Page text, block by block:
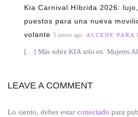
Kia Carnival Híbrida 2026:
puestos para una nueva
volante 5 meses ago ACCEDE PARA
[…] Más sobre KIA solo en: Mujeres
LEAVE A COMMENT
Lo siento, debes estar conectado para